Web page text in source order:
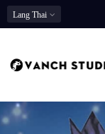
Lang Thai